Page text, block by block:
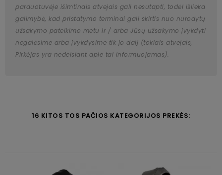
parduotuvėje išimtinais atvejais gali nesutapti, todėl išlieka
galimybė, kad pristatymo terminai gali skirtis nuo nurodytų
užsakymo pateikimo metu ir / arba Jūsų užsakymo įvykdyti
negalėsime arba įvykdysime tik jo dalį (tokiais atvejais,
Pirkėjas yra nedelsiant apie tai informuojamas).
16 KITOS TOS PAČIOS KATEGORIJOS PREKĖS: